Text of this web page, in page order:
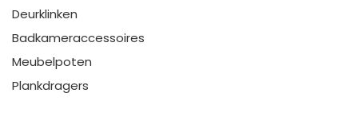
Deurklinken
Badkameraccessoires
Meubelpoten
Plankdragers